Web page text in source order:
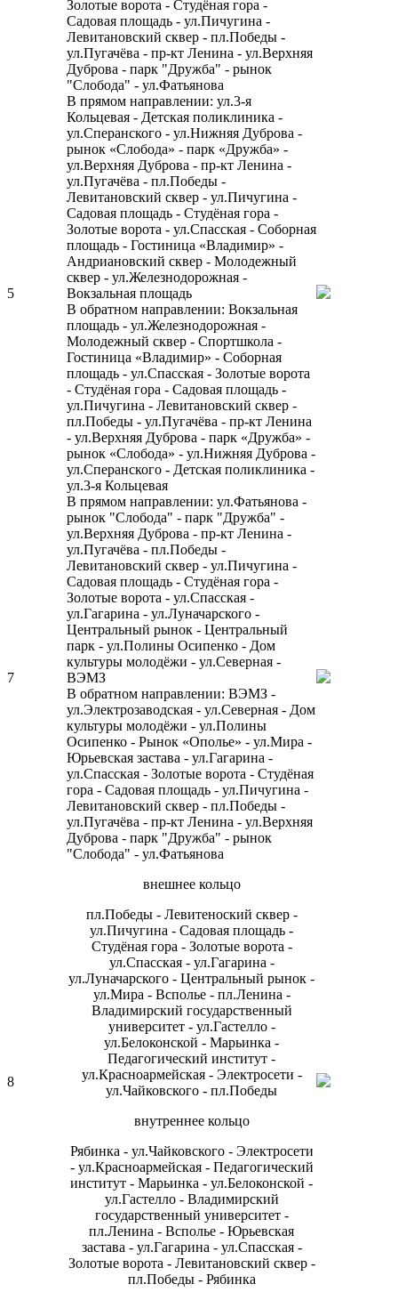
Золотые ворота - Студёная гора -
Садовая площадь - ул.Пичугина -
Левитановский сквер - пл.Победы -
ул.Пугачёва - пр-кт Ленина - ул.Верхняя
Дуброва - парк "Дружба" - рынок
"Слобода" - ул.Фатьянова
5
В прямом направлении: ул.3-я
Кольцевая - Детская поликлиника -
ул.Сперанского - ул.Нижняя Дуброва -
рынок «Слобода» - парк «Дружба» -
ул.Верхняя Дуброва - пр-кт Ленина -
ул.Пугачёва - пл.Победы -
Левитановский сквер - ул.Пичугина -
Садовая площадь - Студёная гора -
Золотые ворота - ул.Спасская - Соборная
площадь - Гостиница «Владимир» -
Андриановский сквер - Молодежный
сквер - ул.Железнодорожная -
Вокзальная площадь
В обратном направлении: Вокзальная
площадь - ул.Железнодорожная -
Молодежный сквер - Спортшкола -
Гостиница «Владимир» - Соборная
площадь - ул.Спасская - Золотые ворота
- Студёная гора - Садовая площадь -
ул.Пичугина - Левитановский сквер -
пл.Победы - ул.Пугачёва - пр-кт Ленина
- ул.Верхняя Дуброва - парк «Дружба» -
рынок «Слобода» - ул.Нижняя Дуброва -
ул.Сперанского - Детская поликлиника -
ул.3-я Кольцевая
7
В прямом направлении: ул.Фатьянова -
рынок "Слобода" - парк "Дружба" -
ул.Верхняя Дуброва - пр-кт Ленина -
ул.Пугачёва - пл.Победы -
Левитановский сквер - ул.Пичугина -
Садовая площадь - Студёная гора -
Золотые ворота - ул.Спасская -
ул.Гагарина - ул.Луначарского -
Центральный рынок - Центральный
парк - ул.Полины Осипенко - Дом
культуры молодёжи - ул.Северная -
ВЭМЗ
В обратном направлении: ВЭМЗ -
ул.Электрозаводская - ул.Северная - Дом
культуры молодёжи - ул.Полины
Осипенко - Рынок «Ополье» - ул.Мира -
Юрьевская застава - ул.Гагарина -
ул.Спасская - Золотые ворота - Студёная
гора - Садовая площадь - ул.Пичугина -
Левитановский сквер - пл.Победы -
ул.Пугачёва - пр-кт Ленина - ул.Верхняя
Дуброва - парк "Дружба" - рынок
"Слобода" - ул.Фатьянова
8
внешнее кольцо
пл.Победы - Левитеноский сквер -
ул.Пичугина - Садовая площадь -
Студёная гора - Золотые ворота -
ул.Спасская - ул.Гагарина -
ул.Луначарского - Центральный рынок -
ул.Мира - Всполье - пл.Ленина -
Владимирский государственный
университет - ул.Гастелло -
ул.Белоконской - Марьинка -
Педагогический институт -
ул.Красноармейская - Электросети -
ул.Чайковского - пл.Победы
внутреннее кольцо
Рябинка - ул.Чайковского - Электросети
- ул.Красноармейская - Педагогический
институт - Марьинка - ул.Белоконской -
ул.Гастелло - Владимирский
государственный университет -
пл.Ленина - Всполье - Юрьевская
застава - ул.Гагарина - ул.Спасская -
Золотые ворота - Левитановский сквер -
пл.Победы - Рябинка